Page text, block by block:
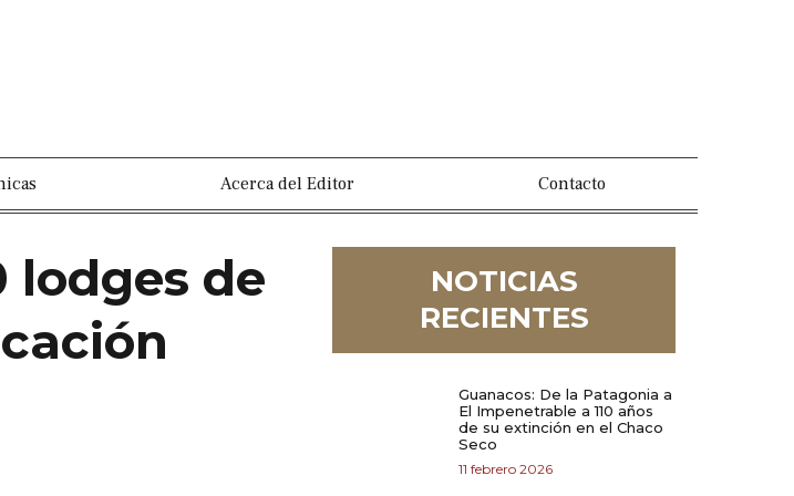
Acerca del Editor Contacto
lodges de
NOTICIAS
RECIENTES
Guanacos: De la Patagonia a
El Impenetrable a 110 años
de su extinción en el Chaco
Seco
11 febrero 2026